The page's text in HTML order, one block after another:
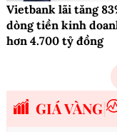
Vietbank lãi tăng
dòng tiền kinh
hơn 4.700 tỷ đồng
GIÁ VÀNG